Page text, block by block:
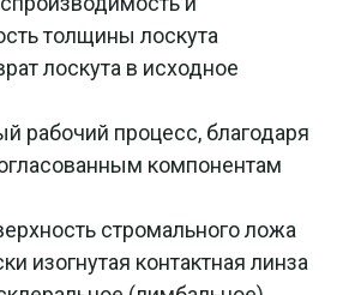
толщины лоскута
лоскута в исходное
рабочий процесс, благодаря
компонентам
стромального ложа
изогнутая контактная линза